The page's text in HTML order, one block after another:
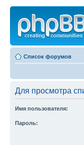
Список форумов
Для просмотра
Имя пользователя:
Пароль: